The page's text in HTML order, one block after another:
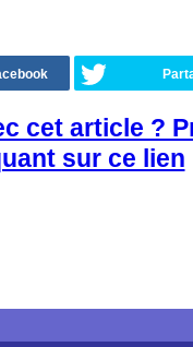
cet article ?
sur ce lien